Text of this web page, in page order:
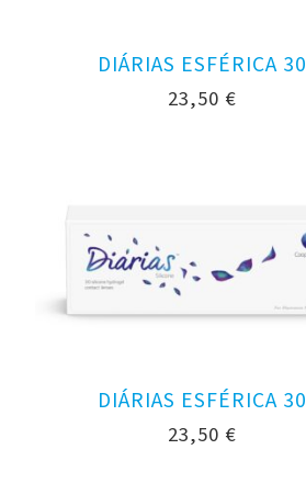
DIÁRIAS ESFÉRICA 30
23,50 €
DIÁRIAS ESFÉRICA 30
23,50 €